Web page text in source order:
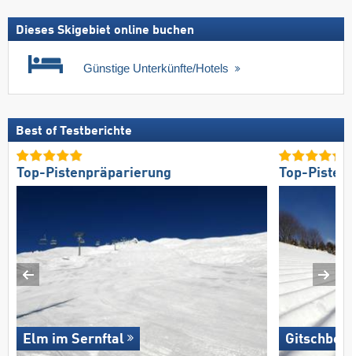
Dieses Skigebiet online buchen
Günstige Unterkünfte/Hotels
Best of Testberichte
Top-Pistenpräparierung
Elm im Sernftal
Top-